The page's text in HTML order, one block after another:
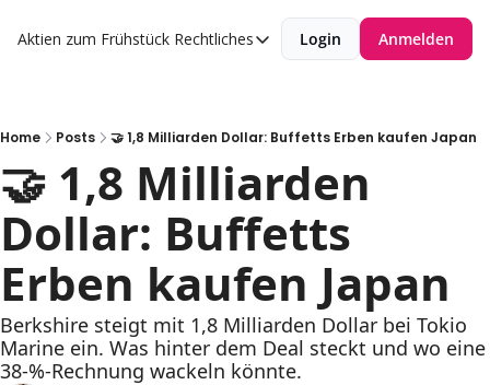
Aktien zum Frühstück Rechtliches
Rechtliches
Impressum
Login Anmelden
Home Posts 🤝 1,8 Milliarden Dollar: Buffetts Erben kaufen Japan
🤝 1,8 Milliarden
Dollar: Buffetts
Erben kaufen Japan
Berkshire steigt mit 1,8 Milliarden Dollar bei Tokio
Marine ein. Was hinter dem Deal steckt und wo eine
38-%-Rechnung wackeln könnte.